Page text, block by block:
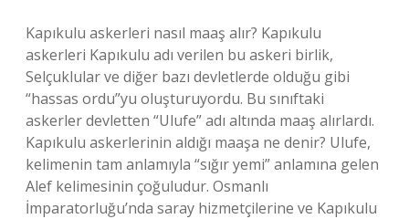
Kapıkulu askerleri nasıl maaş alır? Kapıkulu
askerleri Kapıkulu adı verilen bu askeri birlik,
Selçuklular ve diğer bazı devletlerde olduğu gibi
“hassas ordu”yu oluşturuyordu. Bu sınıftaki
askerler devletten “Ulufe” adı altında maaş alırlardı.
Kapıkulu askerlerinin aldığı maaşa ne denir? Ulufe,
kelimenin tam anlamıyla “sığır yemi” anlamına gelen
Alef kelimesinin çoğuludur. Osmanlı
İmparatorluğu’nda saray hizmetçilerine ve Kapıkulu